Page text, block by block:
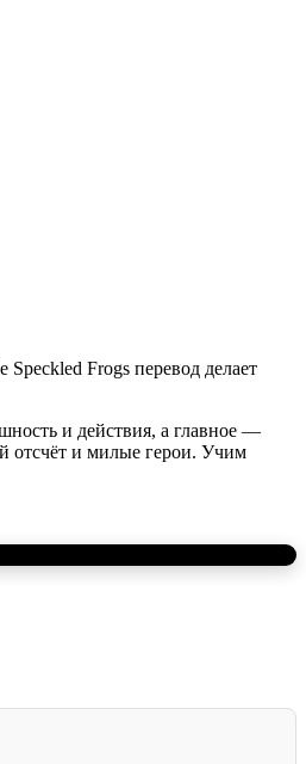
Frogs перевод делает
и действия, а главное —
отсчёт и милые герои. Учим